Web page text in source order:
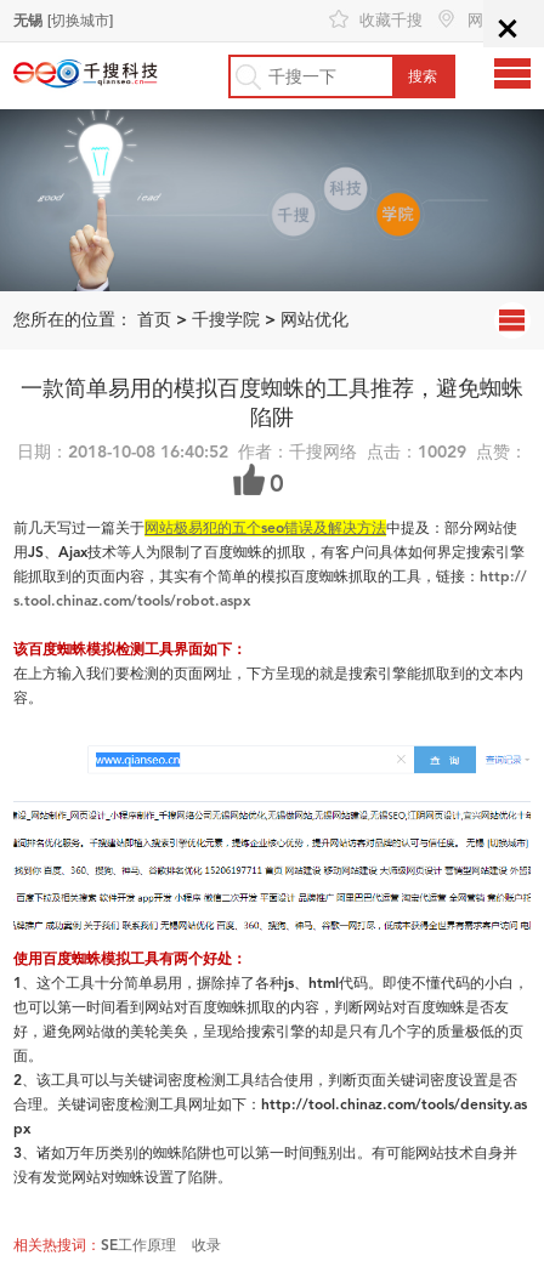
无锡 [切换城市] 收藏千搜 网站地图
您所在的位置： 首页 >千搜学院 > 网站优化
一款简单易用的模拟百度蜘蛛的工具推荐，避免蜘蛛
陷阱
日期：2018-10-08 16:40:52 作者：千搜网络 点击：10029 点赞：
0
前几天写过一篇关于网站极易犯的五个seo错误及解决方法中提及：部分网站使
用JS、Ajax技术等人为限制了百度蜘蛛的抓取，有客户问具体如何界定搜索引擎
能抓取到的页面内容，其实有个简单的模拟百度蜘蛛抓取的工具，链接： http://
s.tool.chinaz.com/tools/robot.aspx
该百度蜘蛛模拟检测工具界面如下：
在上方输入我们要检测的页面网址，下方呈现的就是搜索引擎能抓取到的文本内
容。
使用百度蜘蛛模拟工具有两个好处：
1
、这个工具十分简单易用，摒除掉了各种js 、html代码。即使不懂代码的小白，
也可以第一时间看到网站对百度蜘蛛抓取的内容，判断网站对百度蜘蛛是否友
好，避免网站做的美轮美奂，呈现给搜索引擎的却是只有几个字的质量极低的页
面。
2 、该工具可以与关键词密度检测工具结合使用，判断页面关键词密度设置是否
合理。关键词密度检测工具网址如下：http://tool.chinaz.com/tools/density.as
px
3 、诸如万年历类别的蜘蛛陷阱也可以第一时间甄别出。有可能网站技术自身并
没有发觉网站对蜘蛛设置了陷阱。
相关热搜词：SE工作原理 收录
×